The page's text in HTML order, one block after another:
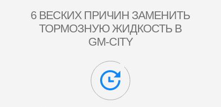
6 ВЕСКИХ ПРИЧИН ЗАМЕНИТЬ
ТОРМОЗНУЮ ЖИДКОСТЬ В
GM-CITY